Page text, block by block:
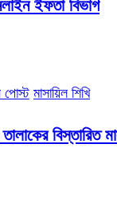
ইফতা বিভাগ
পোস্ট মাসায়িল শিখি
তালাকের বিস্তারিত